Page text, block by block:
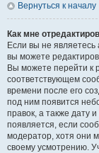
Вернуться к началу
Как мне
Если вы не
вы можете
Вы можете перейти к
соответствующем
времени после его
под ним появится
правок, а также дату
появляется, если
модератор, хотя они
своему усмотрению.